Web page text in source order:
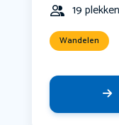
19
Wandelen